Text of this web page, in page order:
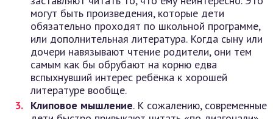
могут быть произведения, которые дети
обязательно проходят по школьной программе,
или дополнительная литература. Когда сыну или
дочери навязывают чтение родители, они тем
самым как бы обрубают на корню едва
вспыхнувший интерес ребёнка к хорошей
литературе вообще.
Клиповое мышление. К сожалению, современные